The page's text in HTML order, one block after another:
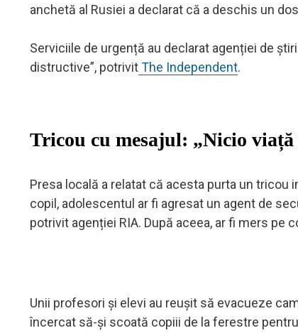
anchetă al Rusiei a declarat că a deschis un
Serviciile de urgență au declarat agenției de
distructive”, potrivitThe Independent.
Tricou cu mesajul: „Nicio viață
Presa locală a relatat că acesta purta un tricou
copil, adolescentul ar fi agresat un agent de
potrivit agenției RIA. După aceea, ar fi mers pe
Unii profesori și elevi au reușit să evacueze
încercat să-și scoată copiii de la ferestre